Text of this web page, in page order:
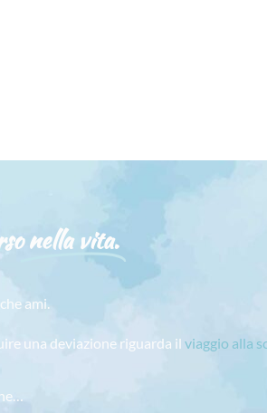
nella vita.
ami.
una deviazione riguarda ilviaggio alla